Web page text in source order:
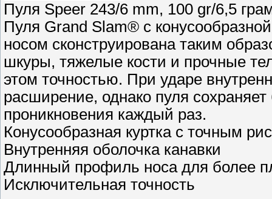
Пуля Speer 243/6 mm, 100 gr/6,5
Пуля Grand Slam® с
носом сконструирована таким
шкуры, тяжелые кости и прочные
этом точностью. При ударе
расширение, однако пуля
проникновения каждый раз.
Конусообразная куртка с точным
Внутренняя оболочка канавки
Длинный профиль носа для более
Исключительная точность